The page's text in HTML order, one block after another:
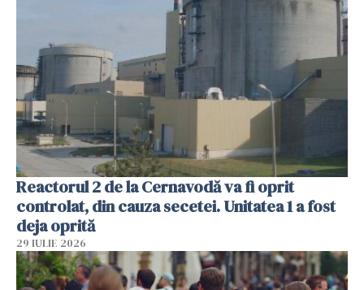
Reactorul 2 de la Cernavodă va fi oprit
controlat, din cauza secetei. Unitatea 1 a fost
deja oprită
29 IULIE 2026